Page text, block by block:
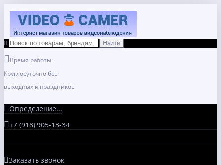
Время работы:
Круглосуточно без
выходных и праздников
Определение...
+7 (918) 905-13-34
Заказать звонок